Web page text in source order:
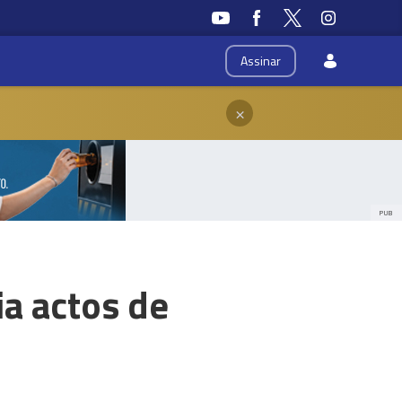
Assinar
×
PUB
actos de